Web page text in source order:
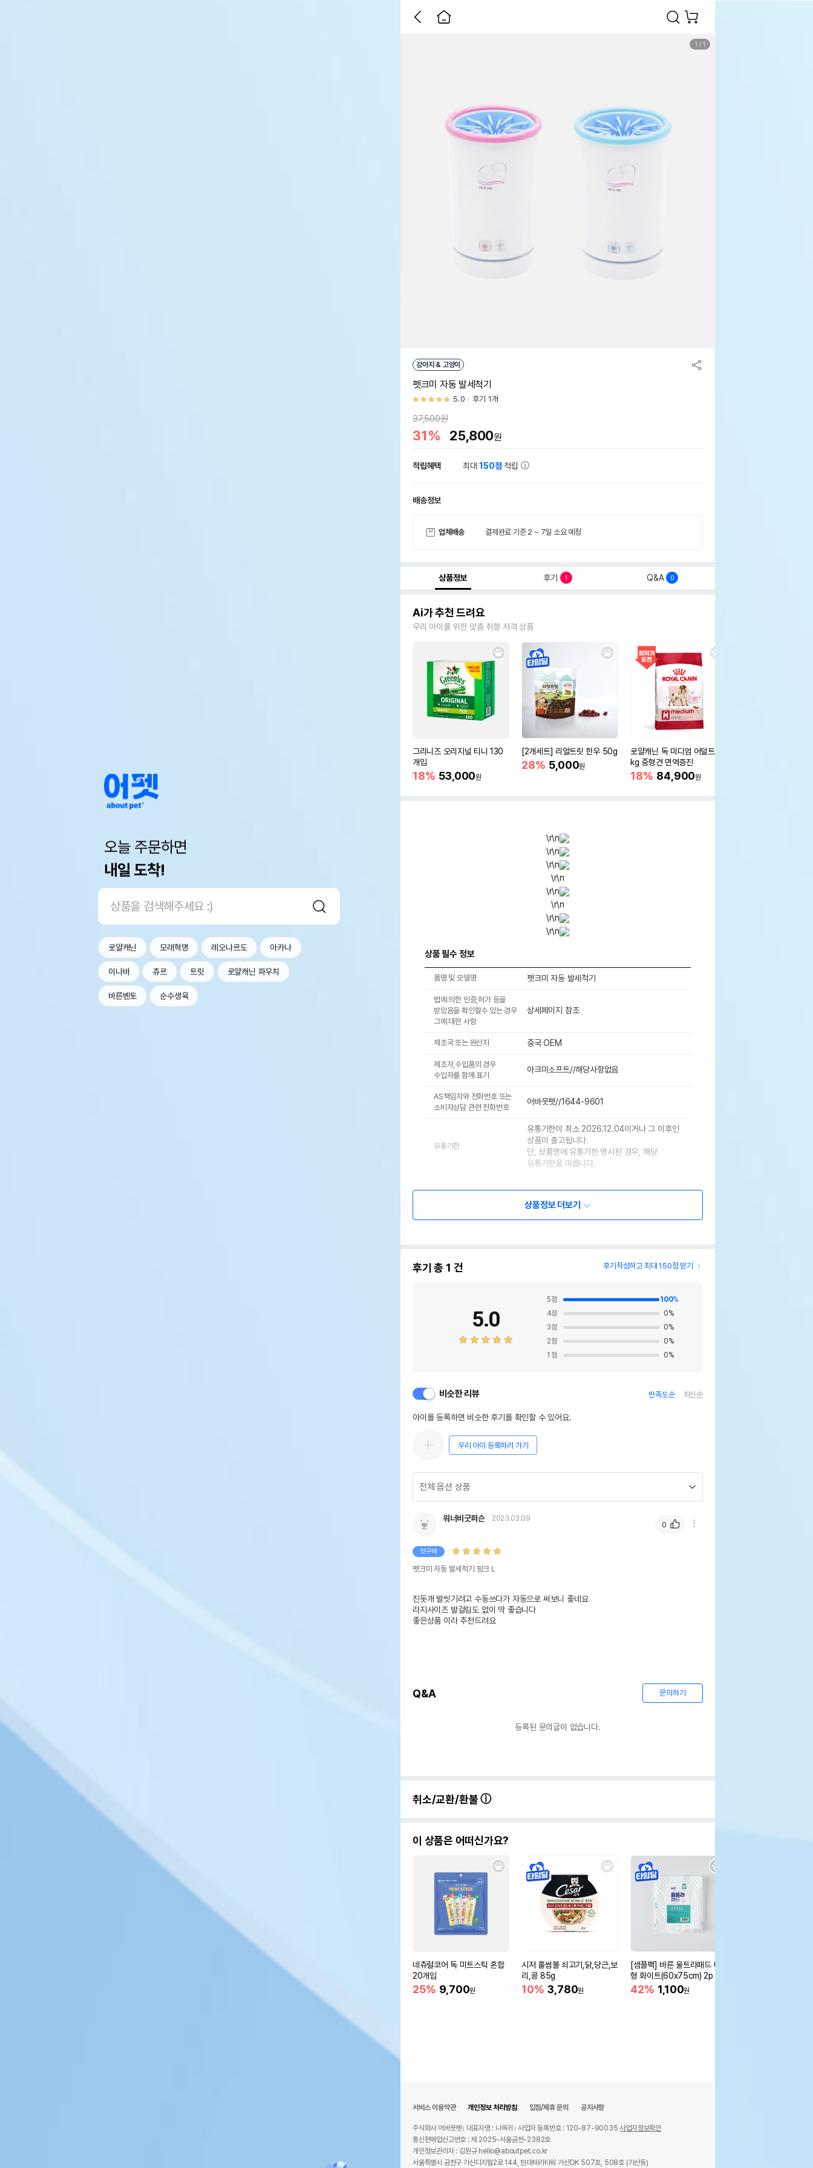
오늘 주문하면
내일 도착!
로얄캐닌 모래혁명 레오나르도 아카나
이나바 츄르 트릿 로얄캐닌 파우치
바른벤토 순수생육
1 / 1
강아지 & 고양이
펫크미 자동 발세척기
5.0 후기 1개
37,500원
31% 25,800원
적립혜택 최대150점 적립
배송정보
업체배송 결제완료 기준 2 ~ 7일 소요 예정
상품정보 후기 1 Q&A 0
Ai가 추천 드려요
우리 아이를 위한 맞춤 취향 저격 상품
그리니즈 오리지널 티니 130
개입
18% 53,000원
[2개세트] 리얼트릿 한우 50g
28% 5,000원
로얄캐닌 독 미디엄 어덜트 10
kg 중형견 면역증진
18% 84,900원
\r\n
\r\n
\r\n
\r\n
\r\n
\r\n
\r\n
\r\n
상품 필수 정보
품명 및 모델명 펫크미 자동 발세척기
법에 의한 인증,허가 등을
받았음을 확인할수 있는 경우
그에 대한 사항
상세페이지 참조
제조국 또는 원산지 중국 OEM
제조자,수입품의 경우
수입자를 함께 표기
아크미소프트//해당사항없음
AS책임자와 전화번호 또는
소비자상담 관련 전화번호
어바웃펫//1644-9601
유통기한
유통기한이 최소 2026.12.04이거나 그 이후인
상품이 출고됩니다.
단, 상품명에 유통기한 명시된 경우, 해당
유통기한을 따릅니다.
상품정보 더보기
후기 총 1 건 후기작성하고 최대 150점 받기
5.0
5점 100%
4점 0%
3점 0%
2점 0%
1 점 0%
비슷한 리뷰 만족도순 최신순
아이를 등록하면 비슷한 후기를 확인할 수 있어요.
우리 아이 등록하러 가기
워너비굿퍼슨 2023.03.09
첫구매
펫크미 자동 발세척기 핑크 L
진돗개 발씻기려고 수동쓰다가 자동으로 써보니 좋네요
라지사이즈 발걸림도 없이 딱 좋습니다
좋은상품 이라 추천드려요
0
Q&A 문의하기
등록된 문의글이 없습니다.
취소/교환/환불
이 상품은 어떠신가요?
네츄럴코어 독 미트스틱 혼합
20개입
25% 9,700원
시저 홀썸볼 쇠고기,닭,당근,보
리,콩 85g
10% 3,780원
[샘플팩] 바른 울트라패드 대
형 화이트(60x75cm) 2p
42% 1,100원
서비스 이용약관 개인정보 처리방침 입점/제휴 문의 공지사항
주식회사 어바웃펫 대표자명 : 나옥귀 사업자 등록번호 : 120-87-90035사업자정보확인
통신판매업신고번호 : 제 2025-서울금천-2382호
개인정보관리자 : 김원규 hello@aboutpet.co.kr
서울특별시 금천구 가산디지털2로 144, 현대테라타워 가산DK 507호, 508호 (가산동)